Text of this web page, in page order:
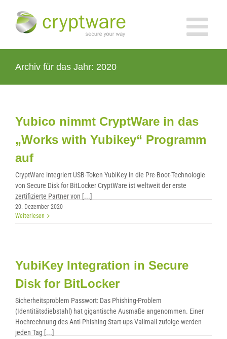
Inhalt
Archiv für das Jahr: 2020
Yubico nimmt CryptWare in das
„Works with Yubikey“ Programm
auf
CryptWare integriert USB-Token YubiKey in die Pre-Boot-Technologie
von Secure Disk for BitLocker CryptWare ist weltweit der erste
zertifizierte Partner von [...]
20. Dezember 2020
Weiterlesen
YubiKey Integration in Secure
Disk for BitLocker
Sicherheitsproblem Passwort: Das Phishing-Problem
(Identitätsdiebstahl) hat gigantische Ausmaße angenommen. Einer
Hochrechnung des Anti-Phishing-Start-ups Valimail zufolge werden
jeden Tag [...]